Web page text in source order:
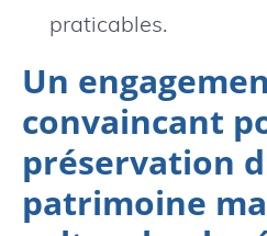
praticables.
Un
convaincant
préservation
patrimoine